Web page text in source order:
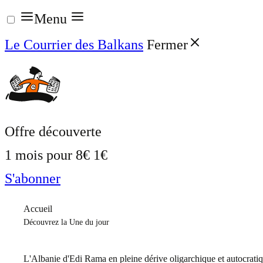
Aller
au
contenu
Menu
Le Courrier des Balkans Fermer
Offre découverte
1 mois pour 8€ 1€
S'abonner
Accueil
Découvrez la Une du jour
L'Albanie d'Edi Rama en pleine dérive oligarchique et